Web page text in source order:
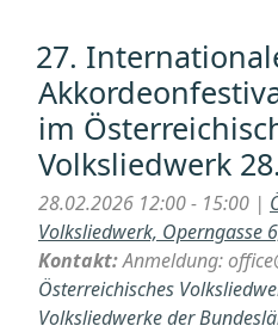
27.
im
Volksliedwerk
28.02.2026 12:00 - 15:00 |
Volksliedwerk, Operngasse
Kontakt:Anmeldung:
Österreichisches
Volksliedwerke der